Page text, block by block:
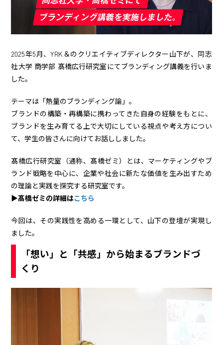
2025年5月、YRK＆のクリエイティブディレクター山下が、同志
社大学 商学部 髙橋広行研究室にてブランディング講義を行いま
した。
テーマは「熱量のブランディング論」。
ブランドの構築・再構築に携わってきた自身の経験をもとに、
ブランドを生み育てる上で大切にしている視点や考え方につい
て、学生の皆さんに向けてお話ししました。
髙橋広行研究室（通称、髙橋ゼミ）とは、マーケティングやブ
ランド戦略を中心に、企業や社会に新たな価値を生み出すため
の理論と実践を探究する研究室です。
▶︎髙橋ゼミの詳細はこちら
今回は、その実践性を高める一環として、山下の登壇が実現し
ました。
「想い」と「共感」から始まるブランドづ
くり